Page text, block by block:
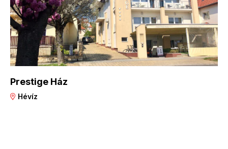
Prestige Ház
Hévíz